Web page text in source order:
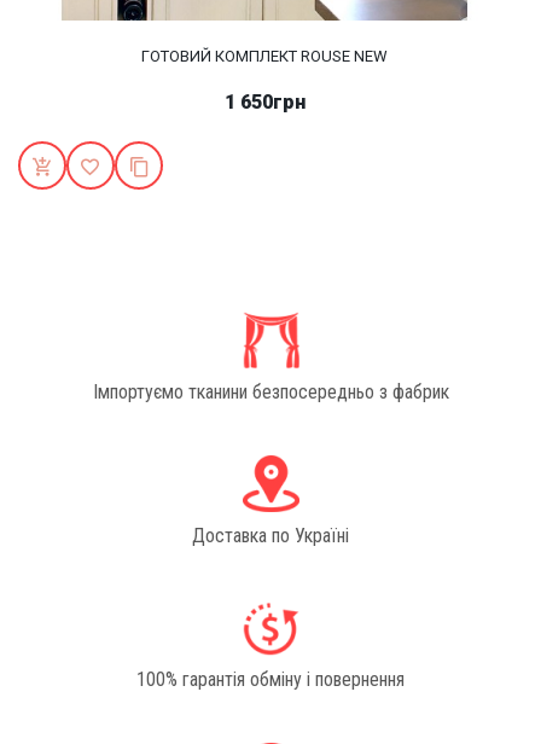
ГОТОВИЙ КОМПЛЕКТ ROUSE NEW
1 650грн
Імпортуємо тканини безпосередньо з фабрик
Доставка по Україні
100% гарантія обміну і повернення